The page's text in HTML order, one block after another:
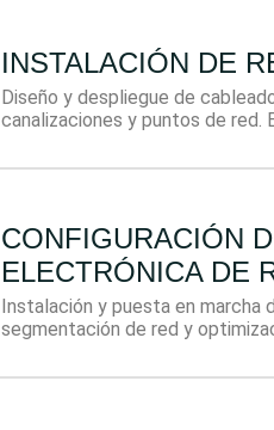
INSTALACIÓN DE
Diseño y despliegue de
canalizaciones y puntos de red.
CONFIGURACIÓN
ELECTRÓNICA DE
Instalación y puesta en marcha
segmentación de red y